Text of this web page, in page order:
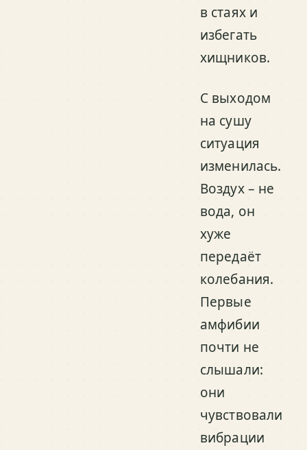
в стаях и
избегать
хищников.
С выходом
на сушу
ситуация
изменилась.
Воздух – не
вода, он
хуже
передаёт
колебания.
Первые
амфибии
почти не
слышали:
они
чувствовали
вибрации